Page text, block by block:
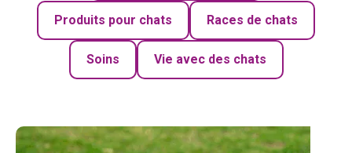
Produits pour chats Races de chats
Soins Vie avec des chats